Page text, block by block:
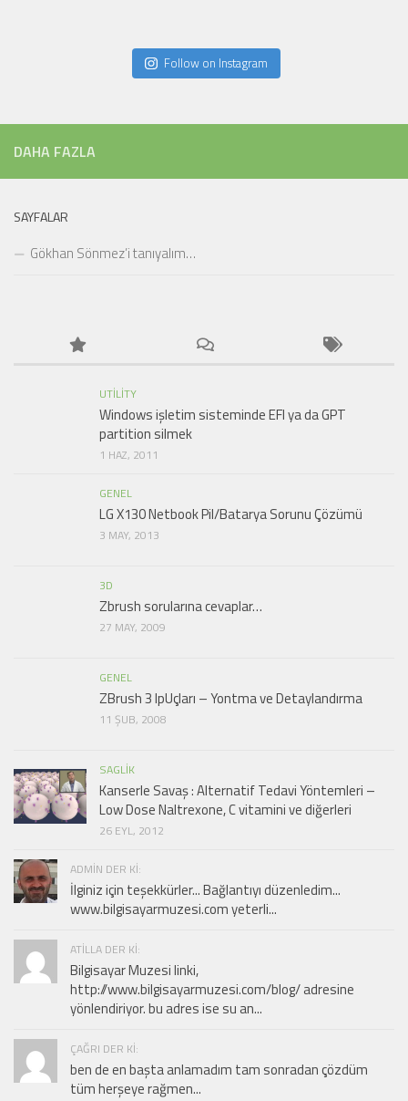
Follow on Instagram
DAHA FAZLA
SAYFALAR
Gökhan Sönmez’i tanıyalım…
UTILITY
Windows işletim sisteminde EFI ya da GPT
partition silmek
1 HAZ, 2011
GENEL
LG X130 Netbook Pil/Batarya Sorunu Çözümü
3 MAY, 2013
3D
Zbrush sorularına cevaplar…
27 MAY, 2009
GENEL
ZBrush 3 IpUçları – Yontma ve Detaylandırma
11 ŞUB, 2008
SAGLIK
Kanserle Savaş : Alternatif Tedavi Yöntemleri –
Low Dose Naltrexone, C vitamini ve diğerleri
26 EYL, 2012
ADMIN DER KI:
İlginiz için teşekkürler... Bağlantıyı düzenledim...
www.bilgisayarmuzesi.com yeterli...
ATILLA DER KI:
Bilgisayar Muzesi linki,
http://www.bilgisayarmuzesi.com/blog/ adresine
yönlendiriyor. bu adres ise su an...
ÇAĞRI DER KI:
ben de en başta anlamadım tam sonradan çözdüm
tüm herşeye rağmen...